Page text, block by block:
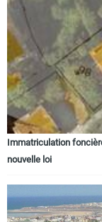
Immatriculation
nouvelle loi